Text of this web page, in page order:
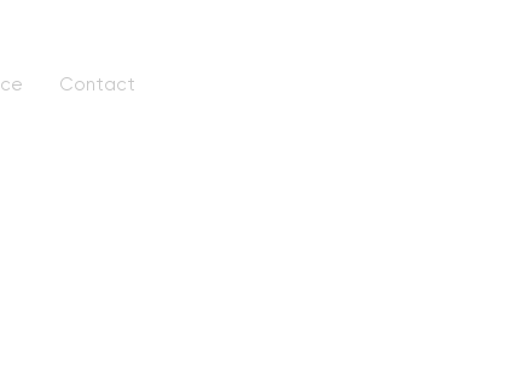
Contact